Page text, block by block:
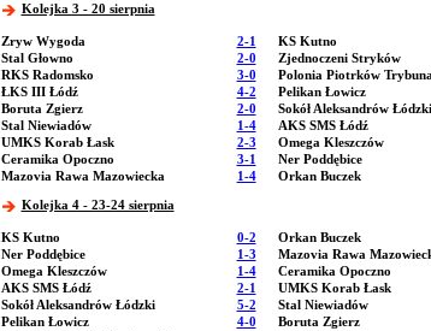
Kolejka 3 - 20 sierpnia
Zryw Wygoda 2-1 KS Kutno
Stal Głowno
2-0 Zjednoczeni Stryków
RKS Radomsko
3-0 Polonia Piotrków
ŁKS III Łódź
4-2 Pelikan Łowicz
Boruta Zgierz
2-0 Sokół Aleksandrów Łódzki
Stal Niewiadów
1-4 AKS SMS Łódź
UMKS Korab Łask
2-3 Omega Kleszczów
Ceramika Opoczno
3-1 Ner Poddębice
Mazovia Rawa Mazowiecka
1-4 Orkan Buczek
Kolejka 4 - 23-24 sierpnia
KS Kutno 0-2 Orkan Buczek
Ner Poddębice
1-3 Mazovia Rawa
Omega Kleszczów
1-4 Ceramika Opoczno
AKS SMS Łódź
2-1 UMKS Korab Łask
Sokół Aleksandrów Łódzki
5-2 Stal Niewiadów
Pelikan Łowicz
4-0 Boruta Zgierz